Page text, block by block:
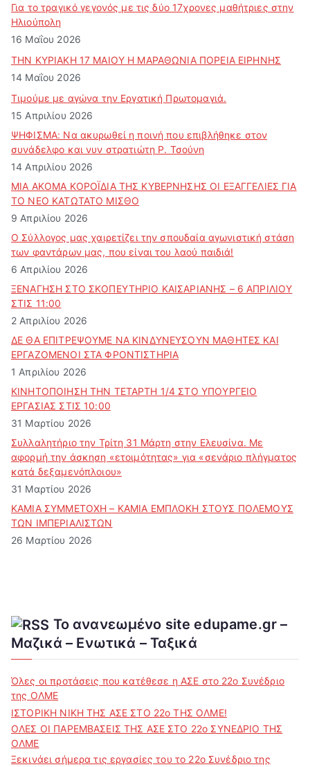
Για το τραγικό γεγονός με τις δύο 17χρονες μαθήτριες στην
Ηλιούπολη
16 Μαΐου 2026
ΤΗΝ ΚΥΡΙΑΚΗ 17 ΜΑΙΟΥ Η ΜΑΡΑΘΩΝΙΑ ΠΟΡΕΙΑ ΕΙΡΗΝΗΣ
14 Μαΐου 2026
Τιμούμε με αγώνα την Εργατική Πρωτομαγιά.
15 Απριλίου 2026
ΨΗΦΙΣΜΑ: Να ακυρωθεί η ποινή που επιβλήθηκε στον
συνάδελφο και νυν στρατιώτη Ρ. Τσούνη
14 Απριλίου 2026
ΜΙΑ ΑΚΟΜΑ ΚΟΡΟΪΔΙΑ ΤΗΣ ΚΥΒΕΡΝΗΣΗΣ ΟΙ ΕΞΑΓΓΕΛΙΕΣ ΓΙΑ
ΤΟ ΝΕΟ ΚΑΤΩΤΑΤΟ ΜΙΣΘΟ
9 Απριλίου 2026
Ο Σύλλογος μας χαιρετίζει την σπουδαία αγωνιστική στάση
των φαντάρων μας, που είναι του λαού παιδιά!
6 Απριλίου 2026
ΞΕΝΑΓΗΣΗ ΣΤΟ ΣΚΟΠΕΥΤΗΡΙΟ ΚΑΙΣΑΡΙΑΝΗΣ – 6 ΑΠΡΙΛΙΟΥ
ΣΤΙΣ 11:00
2 Απριλίου 2026
ΔΕ ΘΑ ΕΠΙΤΡΕΨΟΥΜΕ ΝΑ ΚΙΝΔΥΝΕΥΣOYN ΜΑΘΗΤΕΣ ΚΑΙ
ΕΡΓΑΖΟΜΕΝΟΙ ΣΤΑ ΦΡΟΝΤΙΣΤΗΡΙΑ
1 Απριλίου 2026
ΚΙΝΗΤΟΠΟΙΗΣΗ ΤΗΝ ΤΕΤΑΡΤΗ 1/4 ΣΤΟ ΥΠΟΥΡΓΕΙΟ
ΕΡΓΑΣΙΑΣ ΣΤΙΣ 10:00
31 Μαρτίου 2026
Συλλαλητήριο την Τρίτη 31 Μάρτη στην Ελευσίνα. Με
αφορμή την άσκηση «ετοιμότητας» για «σενάριο πλήγματος
κατά δεξαμενόπλοιου»
31 Μαρτίου 2026
ΚΑΜΙΑ ΣΥΜΜΕΤΟΧΗ – ΚΑΜΙΑ ΕΜΠΛΟΚΗ ΣΤΟΥΣ ΠΟΛΕΜΟΥΣ
ΤΩΝ ΙΜΠΕΡΙΑΛΙΣΤΩΝ
26 Μαρτίου 2026
Το ανανεωμένο site edupame.gr –
Μαζικά – Ενωτικά – Ταξικά
Όλες οι προτάσεις που κατέθεσε η ΑΣΕ στο 22ο Συνέδριο
της ΟΛΜΕ
ΙΣΤΟΡΙΚΗ ΝΙΚΗ ΤΗΣ ΑΣΕ ΣΤΟ 22ο ΤΗΣ ΟΛΜΕ!
ΟΛΕΣ ΟΙ ΠΑΡΕΜΒΑΣΕΙΣ ΤΗΣ ΑΣΕ ΣΤΟ 22ο ΣΥΝΕΔΡΙΟ ΤΗΣ
ΟΛΜΕ
Ξεκινάει σήμερα τις εργασίες του το 22ο Συνέδριο της